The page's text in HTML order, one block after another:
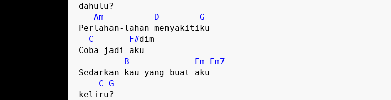
dahulu?
Am
D
G
Perlahan-lahan menyakitiku
C
F#dim
Coba jadi aku
B
Em
Em7
Sedarkan kau yang buat aku
C G
keliru?